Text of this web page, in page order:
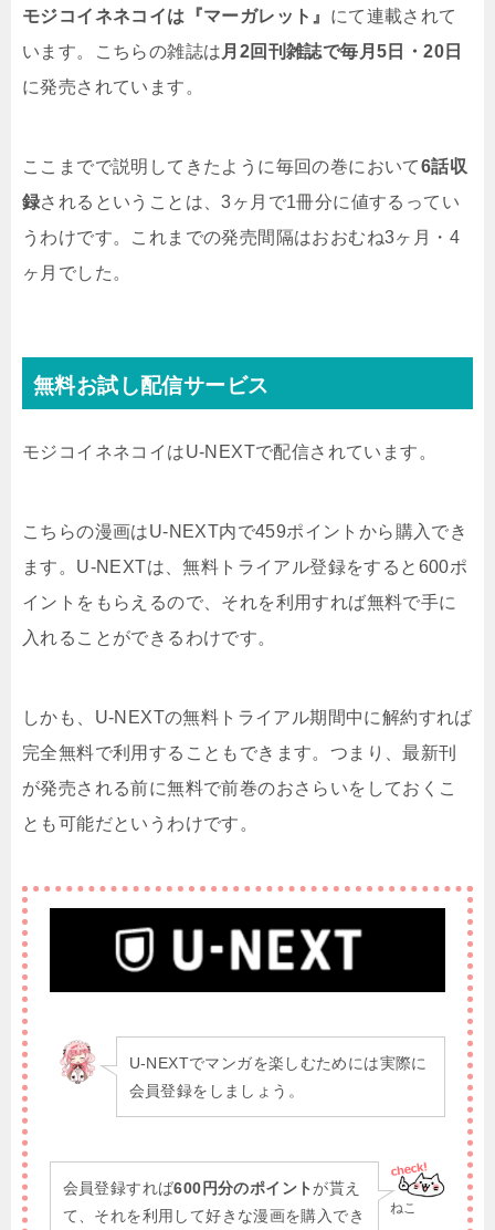
モジコイネネコイは『マーガレット』 にて連載されて
います。こちらの雑誌は 月2回刊雑誌で毎月5日・20日
に発売されています。
ここまでで説明してきたように毎回の巻において6話収
録されるということは、3ヶ月で1冊分に値するってい
うわけです。これまでの発売間隔はおおむね3ヶ月・4
ヶ月でした。
無料お試し配信サービス
モジコイネネコイはU-NEXTで配信されています。
こちらの漫画はU-NEXT内で459ポイントから購入でき
ます。U-NEXTは、無料トライアル登録をすると600ポ
イントをもらえるので、それを利用すれば無料で手に
入れることができるわけです。
しかも、U-NEXTの無料トライアル期間中に解約すれば
完全無料で利用することもできます。つまり、最新刊
が発売される前に無料で前巻のおさらいをしておくこ
とも可能だというわけです。
U-NEXTでマンガを楽しむためには実際に
会員登録をしましょう。
ねこ
会員登録すれば600円分のポイント が貰え
て、それを利用して好きな漫画を購入でき